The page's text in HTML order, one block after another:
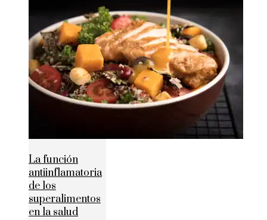
La función
antiinflamatoria
de los
superalimentos
en la salud